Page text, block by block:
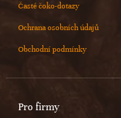
Časté čoko-dotazy
Ochrana osobních údajů
Obchodní podmínky
Pro firmy